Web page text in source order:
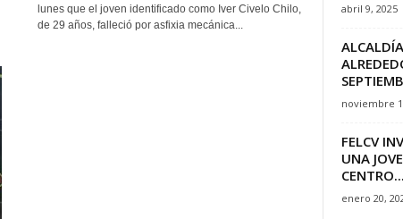
lunes que el joven identificado como Iver Civelo Chilo,
de 29 años, falleció por asfixia mecánica...
abril 9, 2025
noviembre
FELCV
UNA
CENTRO...
enero 20,